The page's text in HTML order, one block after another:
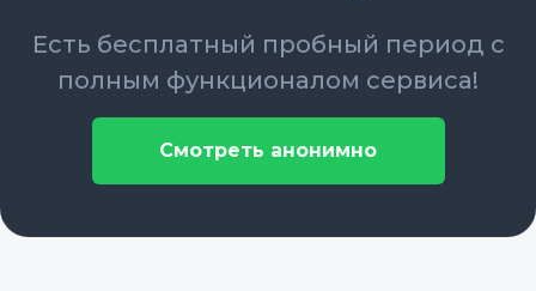
Есть бесплатный пробный период с
полным функционалом сервиса!
Смотреть анонимно